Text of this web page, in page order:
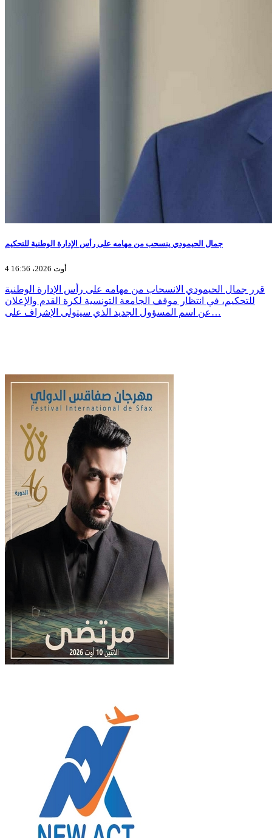
جمال الحيمودي ينسحب من مهامه على رأس الإدارة الوطنية للتحكيم
4 أوت 2026، 16:56
قرر جمال الحيمودي الانسحاب من مهامه على رأس الإدارة الوطنية
للتحكيم، في انتظار موقف الجامعة التونسية لكرة القدم والإعلان
عن اسم المسؤول الجديد الذي سيتولى الإشراف على…